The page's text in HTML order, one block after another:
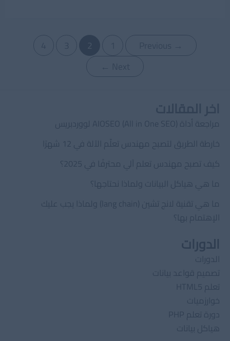
الهيكلية؟
2
مراجعة أداة AIOSEO (All in One SEO) لووردبريس
خارطة الطريق لتصبح مهندس تعلّم الآلة في 12 شهرًا
كيف تصبح مهندس تعلم آلي محترفًا في 2025؟
ما هي هياكل البيانات ولماذا نحتاجها؟
ما هي تقنية لانج تشين (lang chain) ولماذا يجب عليك
الإهتمام بها؟
الدورات
الدورات
تصميم قواعد بيانات
تعلم HTML5
خوارزميات
دورة تعلم PHP
هياكل بيانات